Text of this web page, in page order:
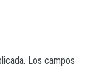
Los campos